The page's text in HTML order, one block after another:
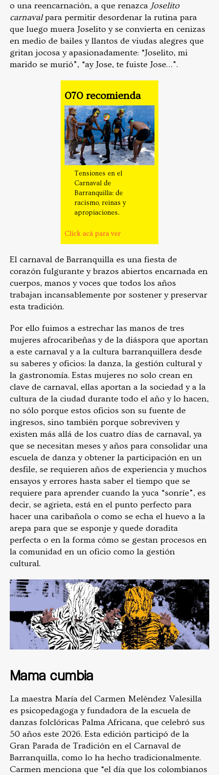
o una reencarnación, a que renazca Joselito
carnavalpara permitir desordenar la rutina para
que luego muera Joselito y se convierta en cenizas
en medio de bailes y llantos de viudas alegres que
gritan jocosa y apasionadamente: “Joselito, mi
marido se murió”, “ay Jose, te fuiste Jose…”.
070 recomienda
Tensiones en el
Carnaval de
Barranquilla: de
racismo, reinas y
apropiaciones.
Click acá para ver
El carnaval de Barranquilla es una fiesta de
corazón fulgurante y brazos abiertos encarnada en
cuerpos, manos y voces que todos los años
trabajan incansablemente por sostener y preservar
esta tradición.
Por ello fuimos a estrechar las manos de tres
mujeres afrocaribeñas y de la diáspora que aportan
a este carnaval y a la cultura barranquillera desde
su saberes y oficios: la danza, la gestión cultural y
la gastronomía. Estas mujeres no solo crean en
clave de carnaval, ellas aportan a la sociedad y a la
cultura de la ciudad durante todo el año y lo hacen,
no sólo porque estos oficios son su fuente de
ingresos, sino también porque sobreviven y
existen más allá de los cuatro días de carnaval, ya
que se necesitan meses y años para consolidar una
escuela de danza y obtener la participación en un
desfile, se requieren años de experiencia y muchos
ensayos y errores hasta saber el tiempo que se
requiere para aprender cuando la yuca “sonríe”, es
decir, se agrieta, está en el punto perfecto para
hacer una caribañola o como se echa el huevo a la
arepa para que se esponje y quede doradita
perfecta o en la forma cómo se gestan procesos en
la comunidad en un oficio como la gestión
cultural.
Mama cumbia
La maestra María del Carmen Meléndez Valesilla
es psicopedagoga y fundadora de la escuela de
danzas folclóricas Palma Africana, que celebró sus
50 años este 2026. Esta edición participó de la
Gran Parada de Tradición en el Carnaval de
Barranquilla, como lo ha hecho tradicionalmente.
Carmen menciona que “el día que los colombianos